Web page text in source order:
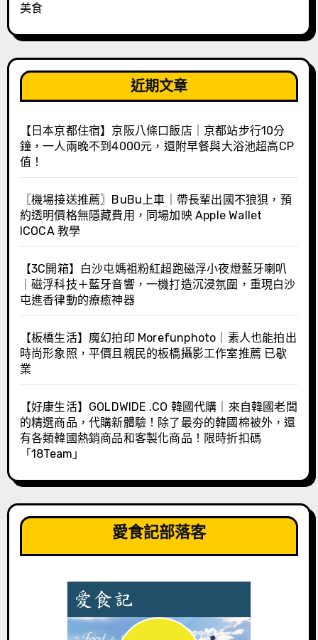
美食
近期文章
【日本京都住宿】京阪八條口飯店｜京都站步行10分
鐘，一人兩晚不到4000元，還附早餐與大浴池超高CP
值！
〖機場接送推薦〗BuBu上車｜帶長輩出國不狼狽，預
約透明價格無隱藏費用，同場加映 Apple Wallet
ICOCA 教學
【3C開箱】白沙屯媽祖粉紅超跑磁浮小夜燈藍牙喇叭
｜磁浮科技＋藍牙音響，一機打造沉浸氛圍，重現白沙
屯進香律動的療癒神器
【板橋生活】魔幻拍印 Morefunphoto｜素人也能拍出
時尚形象照，平價且親民的板橋攝影工作室推薦 已歇
業
【好康生活】GOLDWIDE .CO 韓國代購｜來自韓國老闆
的精選商品，代購新體驗！除了最夯的韓國棉被外，還
有各類韓國熱銷商品和客製化商品！限時折扣碼
「18Team」
愛食記部落客